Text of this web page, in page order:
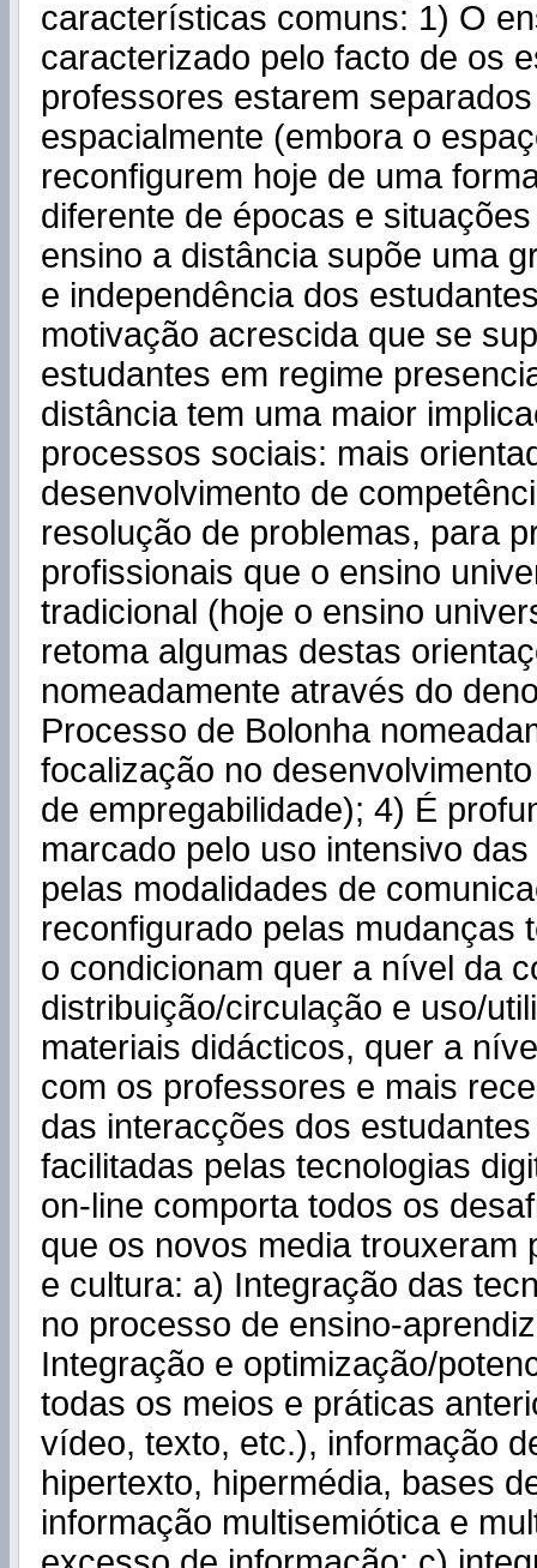
características comuns: 1) O
caracterizado pelo facto de os
professores estarem
espacialmente (embora o
reconfigurem hoje de uma
diferente de épocas e
ensino a distância supõe uma
e independência dos
motivação acrescida que se
estudantes em regime
distância tem uma maior
processos sociais: mais
desenvolvimento de
resolução de problemas, para
profissionais que o ensino
tradicional (hoje o ensino
retoma algumas destas
nomeadamente através do
Processo de Bolonha
focalização no
de empregabilidade); 4) É
marcado pelo uso intensivo
pelas modalidades de
reconfigurado pelas mudanças
o condicionam quer a nível da
distribuição/circulação e uso/
materiais didácticos, quer a
com os professores e mais
das interacções dos
facilitadas pelas tecnologias
on-line comporta todos os
que os novos media trouxeram
e cultura: a) Integração das
no processo de ensino-
Integração e optimização/
todas os meios e práticas
vídeo, texto, etc.), informação
hipertexto, hipermédia, bases
informação multisemiótica e